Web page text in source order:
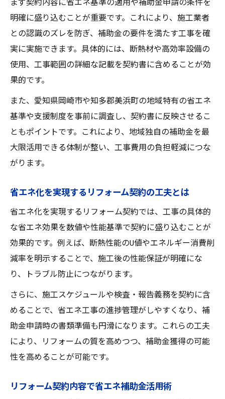
まず契約内容に省エネ基準の適用や補助金申請の条件を
明確に盛り込むことが重要です。これにより、施工業者
との認識のズレを防ぎ、補助金の要件を満たす工事を確
実に実施できます。具体的には、断熱材や高効率設備の
使用、工事範囲の詳細な記載を契約書に含めることが効
果的です。
また、愛知県岡崎市や知多郡美浜町の地域特有の省エネ
基準や支援制度を事前に調査し、契約書に反映させるこ
ともポイントです。これにより、地域独自の補助金を最
大限活用できる体制が整い、工事費用の負担軽減につな
がります。
省エネ化を実現するリフォーム契約の工夫とは
省エネ化を実現するリフォーム契約では、工事の具体的
な省エネ効果を数値や性能基準で契約に盛り込むことが
効果的です。例えば、断熱性能のU値やエネルギー消費削
減率を明示することで、施工後の性能保証が明確にな
り、トラブル防止につながります。
さらに、施工スケジュールや検査・報告義務を契約に含
めることで、省エネ工事の進捗管理がしやすくなり、補
助金申請時の書類準備も円滑になります。これらの工夫
により、リフォームの質を高めつつ、補助金獲得の可能
性を高めることが可能です。
リフォーム契約内容で省エネ補助金活用術